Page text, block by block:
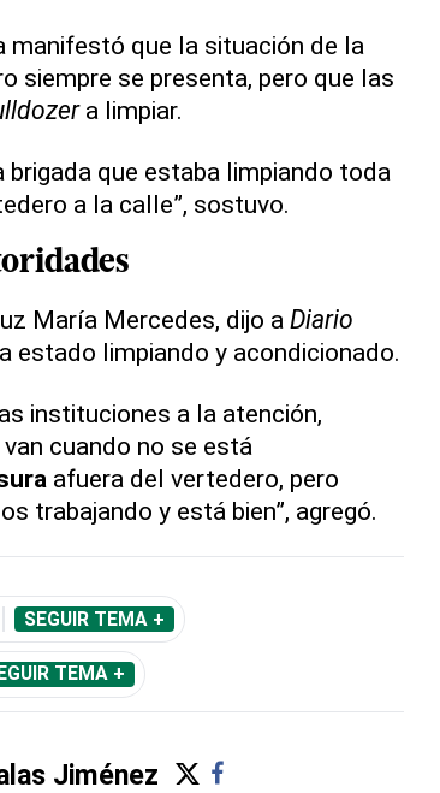
manifestó que la situación de la
siempre se presenta, pero que las
a limpiar.
brigada que estaba limpiando toda
a la calle”, sostuvo.
María Mercedes, dijo a Diario
estado limpiando y acondicionado.
instituciones a la atención,
van cuando no se está
afuera del vertedero, pero
trabajando y está bien”, agregó.
SEGUIR TEMA +
TEMA +
Jiménez